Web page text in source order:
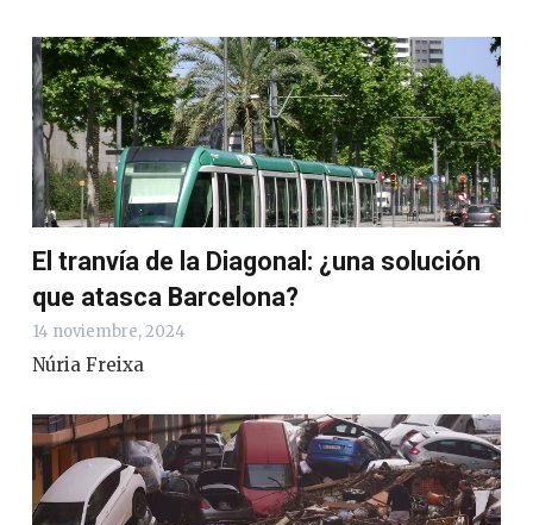
El tranvía de la Diagonal: ¿una solución
que atasca Barcelona?
14 noviembre, 2024
Núria Freixa